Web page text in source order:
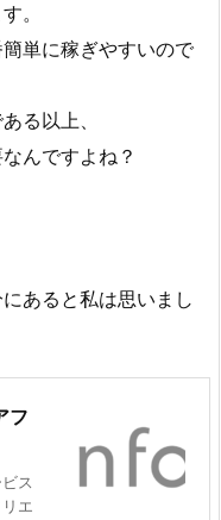
。
単に稼ぎやすいので
る以上、
んですよね？
あると私は思いまし
フ
ス
エ